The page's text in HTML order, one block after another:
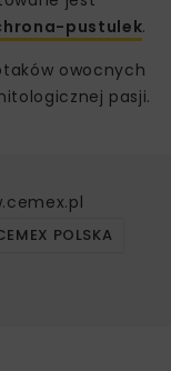
pustulek.
owocnych
pasji.
POLSKA